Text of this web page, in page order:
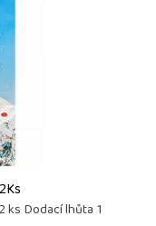
ks Dodací lhůta 1